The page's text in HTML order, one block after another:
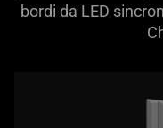
bordi da LED